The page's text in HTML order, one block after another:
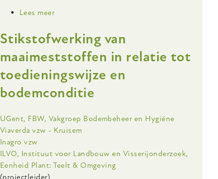
Lees meer
-
van
het
bodembehoud
en
gebruik
van
in
biologische
Stikstofwerking van
maaimeststoffen in relatie tot
toedieningswijze en
bodemconditie
Onderzoeksinstelling
UGent, FBW, Vakgroep Bodembeheer en Hygiëne
Viaverda vzw - Kruisem
Inagro vzw
ILVO, Instituut voor Landbouw en Visserijonderzoek,
Eenheid Plant: Teelt & Omgeving
(projectleider)